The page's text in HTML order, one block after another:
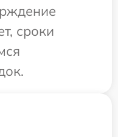
сроки